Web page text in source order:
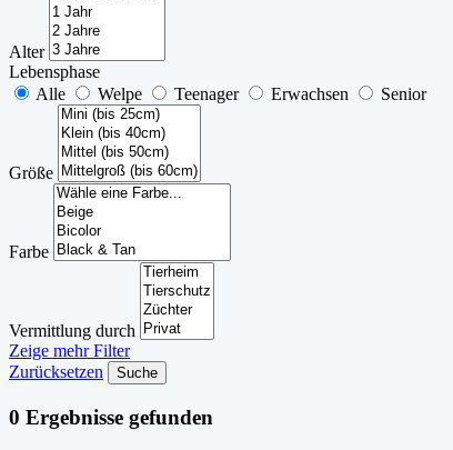
Alter
Lebensphase
Alle
Welpe Teenager Erwachsen Senior
Größe
Farbe
Vermittlung durch
Zeige mehr Filter
Zurücksetzen
Suche
0 Ergebnisse gefunden